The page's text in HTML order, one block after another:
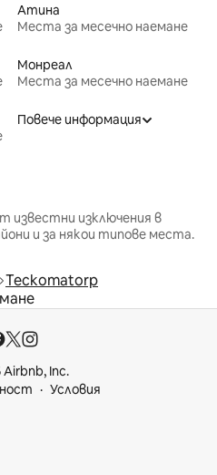
Атина
Места за месечно наемане
Монреал
Места за месечно наемане
Повече информация
известни изключения в
и за някои типове места.
Teckomatorp
Inc.
Условия